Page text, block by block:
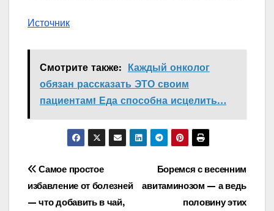
Источник
Смотрите также:
Каждый онколог
обязан рассказать ЭТО своим
пациентам! Еда способна исцелить…
Навигация
по
Боремся с весенним
авитаминозом — а ведь
половину этих
Самое простое
избавление от болезней
— что добавить в чай,